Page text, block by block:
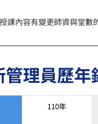
課內容有變更師資與堂數
管理員歷年
110年